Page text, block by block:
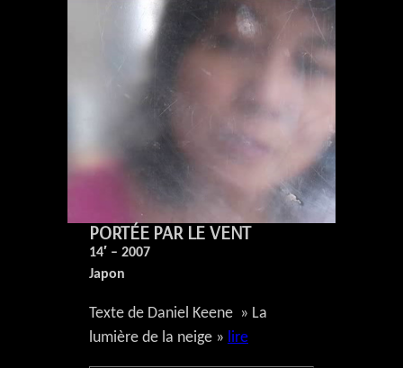
PORTÉE PAR LE VENT
14′ – 2007
Japon
Texte de Daniel Keene » La
lumière de la neige » lire